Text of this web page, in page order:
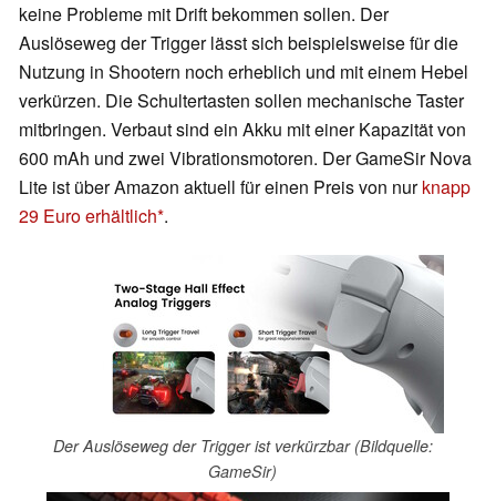
keine Probleme mit Drift bekommen sollen. Der
Auslöseweg der Trigger lässt sich beispielsweise für die
Nutzung in Shootern noch erheblich und mit einem Hebel
verkürzen. Die Schultertasten sollen mechanische Taster
mitbringen. Verbaut sind ein Akku mit einer Kapazität von
600 mAh und zwei Vibrationsmotoren. Der GameSir Nova
Lite ist über Amazon aktuell für einen Preis von nurknapp
29 Euro erhältlich .
Der Auslöseweg der Trigger ist verkürzbar (Bildquelle:
GameSir)